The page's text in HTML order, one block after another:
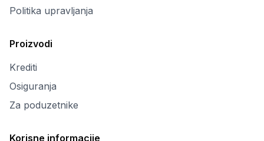
Politika upravljanja
Proizvodi
Krediti
Osiguranja
Za poduzetnike
Korisne informacije